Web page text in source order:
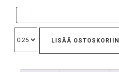
LISÄÄ OSTOSKORIIN